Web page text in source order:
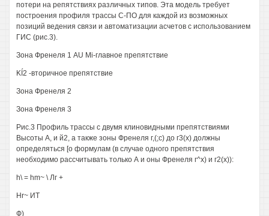
потери на репятствиях различных типов. Эта модель требует
построения профиля трассы С-ПО для каждой из возможных
позиций ведения связи и автоматизации асчетов с использованием
ГИС (рис.3).
Зона Френеля 1 AU Mi-главное препятствие
KÍ2 -вторичное препятствие
Зона Френеля 2
Зона Френеля 3
Рис.3 Профиль трассы с двумя клиновидными препятствиями
Высоты А, и й2, а также зоны Френеля г,(;с) до г3(х) должны
определяться [о формулам (в случае одного препятствия
необходимо рассчитывать только А и оны Френеля г^х) и г2(х)):
h\ = hm~ \ Лг +
Hr~ ИТ
Ф)